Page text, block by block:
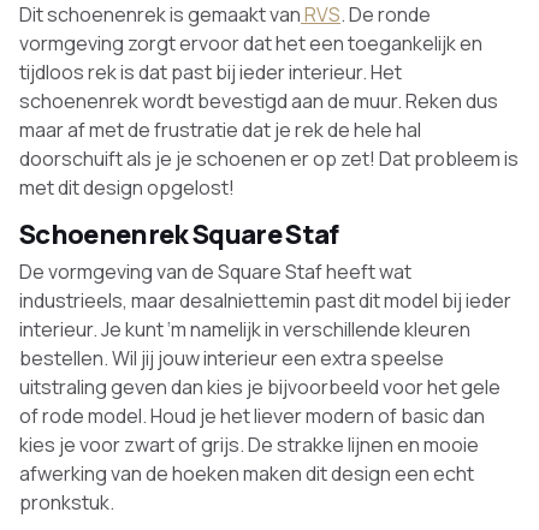
Dit schoenenrek is gemaakt vanRVS. De ronde
vormgeving zorgt ervoor dat het een toegankelijk en
tijdloos rek is dat past bij ieder interieur. Het
schoenenrek wordt bevestigd aan de muur. Reken dus
maar af met de frustratie dat je rek de hele hal
doorschuift als je je schoenen er op zet! Dat probleem is
met dit design opgelost!
Schoenenrek Square Staf
De vormgeving van de Square Staf heeft wat
industrieels, maar desalniettemin past dit model bij ieder
interieur. Je kunt ‘m namelijk in verschillende kleuren
bestellen. Wil jij jouw interieur een extra speelse
uitstraling geven dan kies je bijvoorbeeld voor het gele
of rode model. Houd je het liever modern of basic dan
kies je voor zwart of grijs. De strakke lijnen en mooie
afwerking van de hoeken maken dit design een echt
pronkstuk.